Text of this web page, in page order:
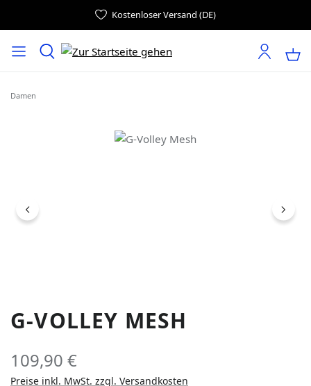
Kostenloser Versand (DE)
Damen
Bildergalerie überspringen
G-VOLLEY MESH
109,90 €
Preise inkl. MwSt. zzgl. Versandkosten